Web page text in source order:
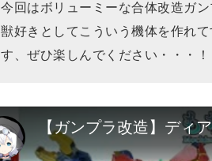
今回はボリューミーな合体改造ガ
獣好きとしてこういう機体を作れ
す、ぜひ楽しんでください・・・！